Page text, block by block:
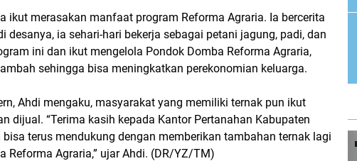
ikut merasakan manfaat program Reforma Agraria. Ia bercerita
desanya, ia sehari-hari bekerja sebagai petani jagung, padi, dan
ini dan ikut mengelola Pondok Domba Reforma Agraria,
sehingga bisa meningkatkan perekonomian keluarga.
Ahdi mengaku, masyarakat yang memiliki ternak pun ikut
dijual. “Terima kasih kepada Kantor Pertanahan Kabupaten
terus mendukung dengan memberikan tambahan ternak lagi
Reforma Agraria,” ujar Ahdi. (DR/YZ/TM)